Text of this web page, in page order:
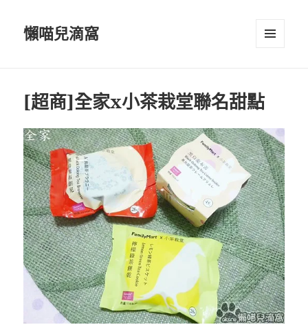
懶喵兒滴窩
[超商]全家x小茶栽堂聯名甜點